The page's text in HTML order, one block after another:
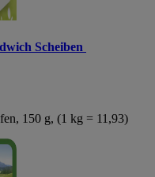
Scheiben
150 g, (1 kg = 11,93)